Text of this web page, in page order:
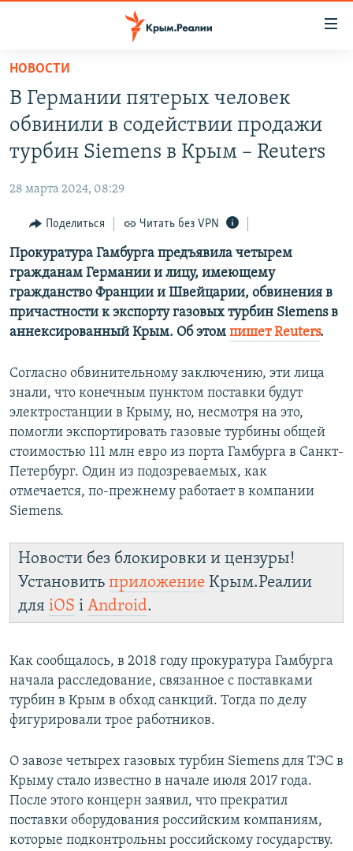
Вернуться
основному
содержанию
Вернутся
главной
навигации
Вернутся
поиску
СПЕЦПРОЕКТЫ
ГРУЗ 200
11 ЛЕТ ОККУПАЦИИ КРЫМА. 11 ИСТОРИЙ СОПРОТИВЛЕНИЯ
ВОДА
ЕЩЕ
ИНТЕРАКТИВ
ИНФОГРАФИКА
ТЕЛЕПРОЕКТ КРЫМ.РЕАЛИИ
СОВЕТЫ ПРАВОЗАЩИТНИКОВ
ПРОПАВШИЕ БЕЗ ВЕСТИ
ПОБЕДИТЕЛЕЙ НЕ СУДЯТ?
КРЫМ.НЕПОКОРЕННЫЙ
УКРАИНСКАЯ ПРОБЛЕМА КРЫМА
РАДІО СВОБОДА
КАК ОБОЙТИ БЛОКИРОВКУ
Українською
Qırımtatar
ПРИСОЕДИНЯЙТЕСЬ!
Все сайты RFE/RL
НОВОСТИ
В Германии пятерых человек
обвинили в содействии продажи
турбин Siemens в Крым – Reuters
28 марта 2024, 08:29
Поделиться Читать без VPN
Прокуратура Гамбурга предъявила четырем
гражданам Германии и лицу, имеющему
гражданство Франции и Швейцарии, обвинения в
причастности к экспорту газовых турбин Siemens в
аннексированный Крым. Об этом пишет Reuters.
Согласно обвинительному заключению, эти лица
знали, что конечным пунктом поставки будут
электростанции в Крыму, но, несмотря на это,
помогли экспортировать газовые турбины общей
стоимостью 111 млн евро из порта Гамбурга в Санкт-
Петербург. Один из подозреваемых, как
отмечается, по-прежнему работает в компании
Siemens.
Новости без блокировки и цензуры!
Установить приложение Крым.Реалии
для iOS і Android.
Как сообщалось, в 2018 году прокуратура Гамбурга
начала расследование, связанное с поставками
турбин в Крым в обход санкций. Тогда по делу
фигурировали трое работников.
О завозе четырех газовых турбин Siemens для ТЭС в
Крыму стало известно в начале июля 2017 года.
После этого концерн заявил, что прекратил
поставки оборудования российским компаниям,
которые подконтрольны российскому государству.